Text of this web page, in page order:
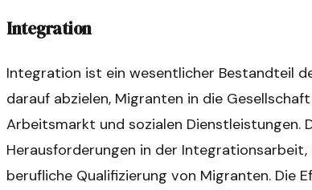
Integration
Integration ist ein wesentlicher Bestandteil
darauf abzielen, Migranten in die
Arbeitsmarkt und sozialen
Herausforderungen in der
berufliche Qualifizierung von Migranten.